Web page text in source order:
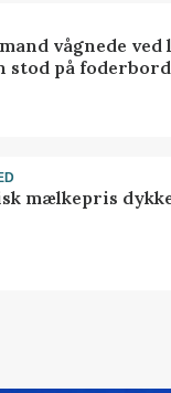
vågnede
stod på
mælkepris